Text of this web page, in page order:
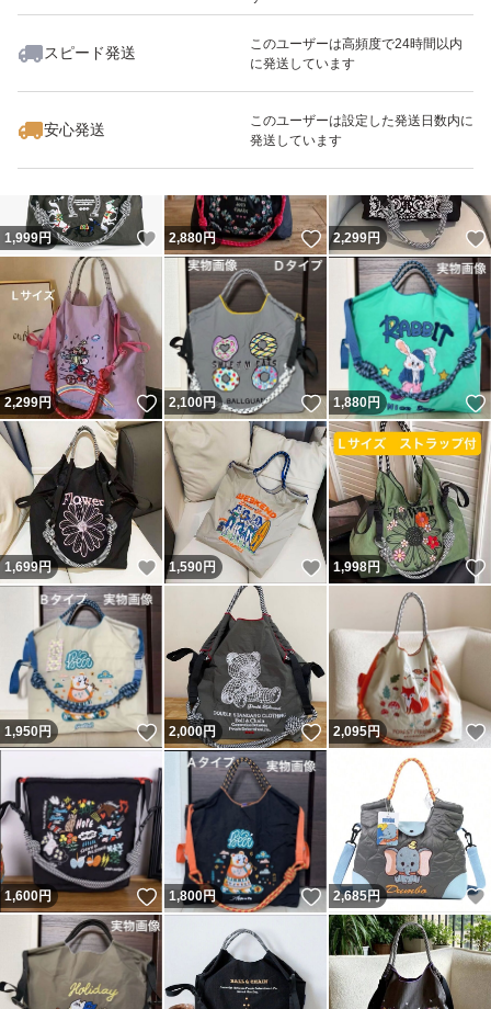
※国内製品をお求めの方は購入をお控えください。
___________________________________
ご購入後のサイズとか色とか交換・返品・返金は対応して
スピード発送
このユーザーは高頻度で24時間以内
に発送しています
安心発送
このユーザーは設定した発送日数内に
発送しています
いいね！
2,088
1,999円 いいね！
2,880円 いいね！
2,299円
2,299円 いいね！
2,100円 いいね！
1,880円
1,699円 いいね！
1,590円 いいね！
1,998円
1,950円 いいね！
2,000円 いいね！
2,095円
1,600円 いいね！
1,800円 いいね！
2,685円